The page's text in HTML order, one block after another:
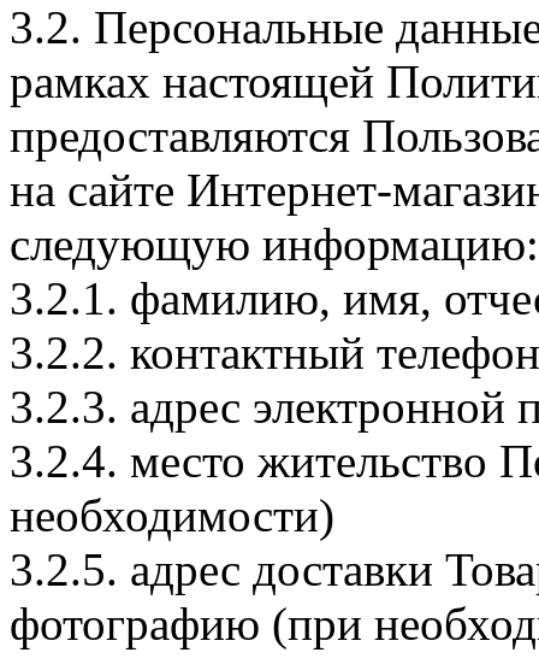
3.2. Персональные
рамках настоящей
предоставляются
на сайте Интернет-
следующую информацию:
3.2.1. фамилию, имя,
3.2.2. контактный
3.2.3. адрес электронной
3.2.4. место жительство
необходимости)
3.2.5. адрес доставки
фотографию (при